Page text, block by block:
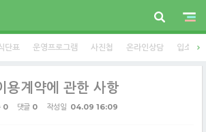
단표 운영프로그램 사진첩 온라인상담 입소안내
용계약에 관한 사항
0 댓글 0 작성일 04.09 16:09